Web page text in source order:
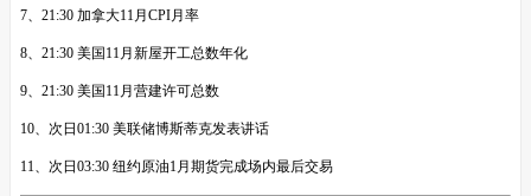
7、21:30 加拿大11月CPI月率
8、21:30 美国11月新屋开工总数年化
9、21:30 美国11月营建许可总数
10、次日01:30 美联储博斯蒂克发表讲话
11、次日03:30 纽约原油1月期货完成场内最后交易